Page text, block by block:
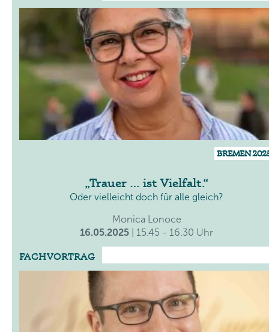
BREMEN
Trauer … ist Vielfalt.
Oder vielleicht doch für alle gleich?
Monica Lonoce
16.05.2025
| 15.45 - 16.30 Uhr
FACHVORTRAG